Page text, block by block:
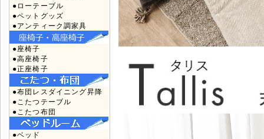
●ローテーブル
●ペットグッズ
●アンティーク調家具
●座椅子
●高座椅子
●正座椅子
●布団レスダイニング昇降
●こたつテーブル
●こたつ布団
●ベッド